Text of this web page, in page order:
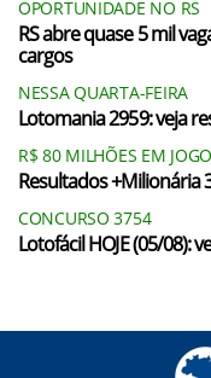
OPORTUNIDADE NO RS
RS abre quase 5 mil
cargos
NESSA QUARTA-FEIRA
Lotomania 2959: veja
R$ 80 MILHÕES EM JOGO
Resultados +Milionária
CONCURSO 3754
Lotofácil HOJE (05/08):